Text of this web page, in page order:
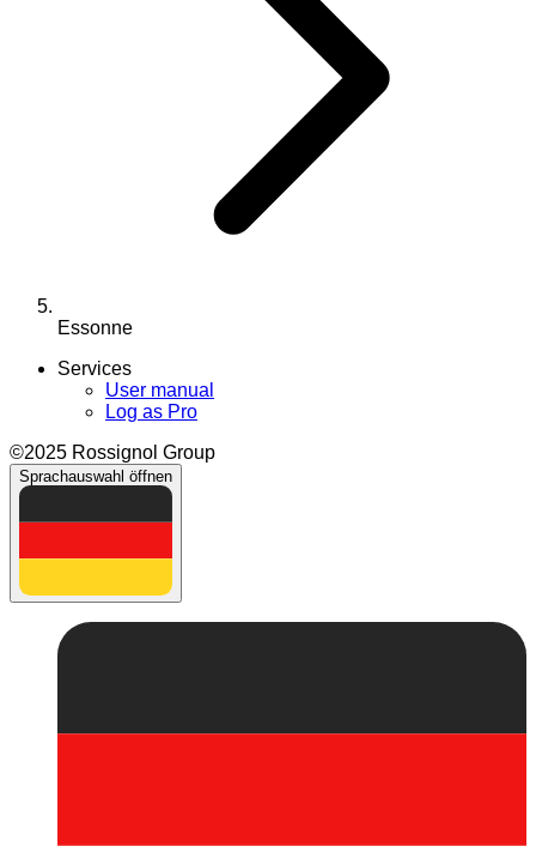
Essonne
Services
User manual
Log as Pro
©2025 Rossignol Group
Sprachauswahl öffnen